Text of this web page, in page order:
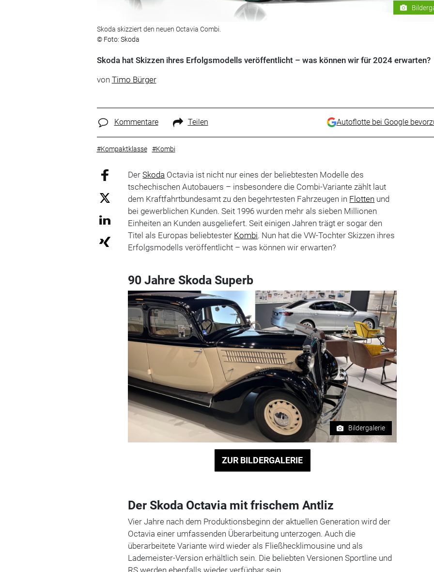
Skoda skizziert den neuen Octavia Combi.
© Foto: Skoda
Skoda hat Skizzen ihres Erfolgsmodells veröffentlicht – was können wir für 2024 erwarten?
von Timo Bürger
Kommentare Teilen Autoflotte bei Google
#Kompaktklasse #Kombi
DerSkoda Octavia ist nicht nur eines der beliebtesten Modelle des
tschechischen Autobauers – insbesondere die Combi-Variante zählt laut
dem Kraftfahrtbundesamt zu den begehrtesten Fahrzeugen in Flotten und
bei gewerblichen Kunden. Seit 1996 wurden mehr als sieben Millionen
Einheiten an Kunden ausgeliefert. Seit einigen Jahren trägt er sogar den
Titel als Europas beliebtester Kombi. Nun hat die VW-Tochter Skizzen ihres
Erfolgsmodells veröffentlicht – was können wir erwarten?
90 Jahre Skoda Superb
Bildergalerie
ZUR BILDERGALERIE
Der Skoda Octavia mit frischem Antliz
Vier Jahre nach dem Produktionsbeginn der aktuellen Generation wird der
Octavia einer umfassenden Überarbeitung unterzogen. Auch die
überarbeitete Variante wird wieder als Fließhecklimousine und als
Lademeister-Version erhältlich sein. Die beliebten Versionen Sportline und
RS werden ebenfalls wieder verfügbar sein.